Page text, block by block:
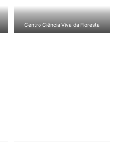
Centro Ciência Viva da Floresta